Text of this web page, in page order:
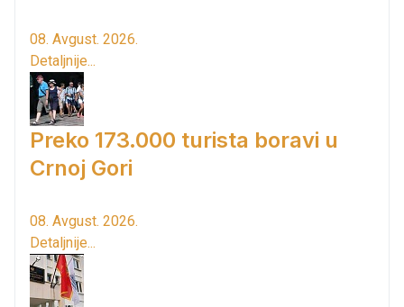
08. Avgust. 2026.
Detaljnije...
Preko 173.000 turista boravi u
Crnoj Gori
08. Avgust. 2026.
Detaljnije...